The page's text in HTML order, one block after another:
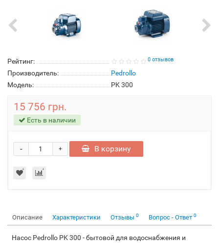
Рейтинг: 0 отзывов
Производитель:
Pedrollo
Модель:
PK 300
15 756 грн.
Есть в наличии
+
- В корзину
Описание Характеристики Отзывы 0 Вопрос - Ответ 0
Насос Pedrollo PK 300 - бытовой для водоснабжения и